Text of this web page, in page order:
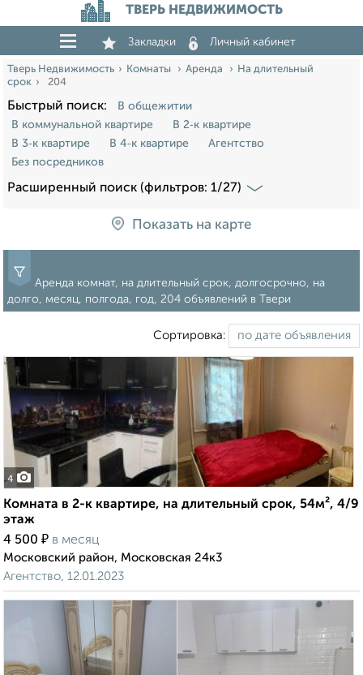
ТВЕРЬ НЕДВИЖИМОСТЬ
Закладки Личный кабинет
Тверь Недвижимость Комнаты Аренда
На длительный
срок
204
Быстрый поиск:
В общежитии
В коммунальной квартире
В 2‑к квартире
В 3‑к квартире
В 4‑к квартире
Агентство
Без посредников
Расширенный поиск (фильтров: 1/27)
Показать на карте
Аренда комнат, на длительный срок, долгосрочно, на
долго, месяц, полгода, год, 204 объявлений в Твери
Сортировка:
4
Комната в 2-к квартире, на длительный срок, 54м², 4/9
этаж
4 500 ₽ в месяц
Московский район, Московская 24к3
Агентство, 12.01.2023